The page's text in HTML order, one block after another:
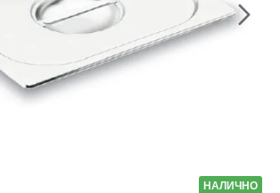
НАЛИЧНО